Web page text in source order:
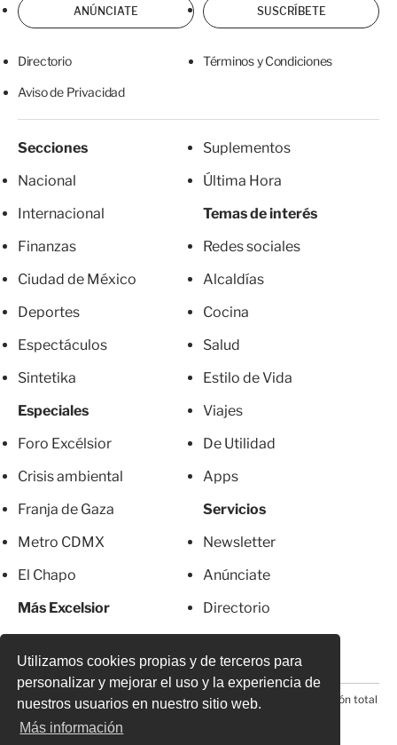
Utilizamos cookies propias y de terceros para
personalizar y mejorar el uso y la experiencia de
nuestros usuarios en nuestro sitio web.
Más información
ANÚNCIATE SUSCRÍBETE
Directorio Términos y Condiciones
Aviso de Privacidad
Secciones
Nacional
Internacional
Finanzas
Ciudad de México
Deportes
Espectáculos
Sintetika
Especiales
Foro Excélsior
Crisis ambiental
Franja de Gaza
Metro CDMX
El Chapo
Más Excelsior
Suplementos
Última Hora
Temas de interés
Redes sociales
Alcaldías
Cocina
Salud
Estilo de Vida
Viajes
De Utilidad
Apps
Servicios
Newsletter
Anúnciate
Directorio
© 2026 Todos los derechos reservados. Prohibida la reproducción total
o parcial, incluyendo cualquier medio electrónico*